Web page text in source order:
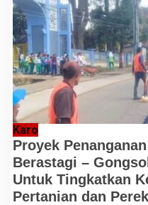
Karo
Proyek
Berastagi –
Untuk Tingkatkan
Pertanian dan